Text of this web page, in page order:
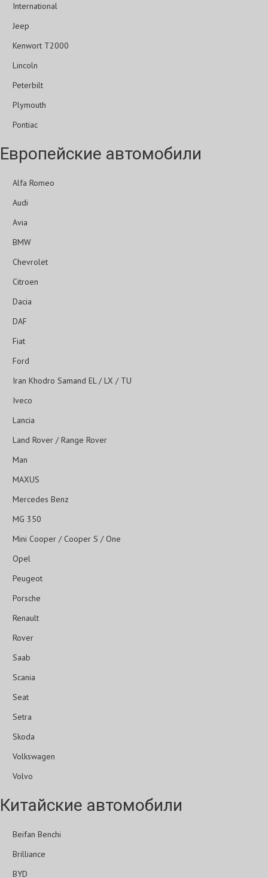
International
Jeep
Kenwort T2000
Lincoln
Peterbilt
Plymouth
Pontiac
Европейские автомобили
Alfa Romeo
Audi
Avia
BMW
Chevrolet
Citroen
Dacia
DAF
Fiat
Ford
Iran Khodro Samand EL / LX / TU
Iveco
Lancia
Land Rover / Range Rover
Man
MAXUS
Mercedes Benz
MG 350
Mini Cooper / Cooper S / One
Opel
Peugeot
Porsche
Renault
Rover
Saab
Scania
Seat
Setra
Skoda
Volkswagen
Volvo
Китайские автомобили
Beifan Benchi
Brilliance
BYD